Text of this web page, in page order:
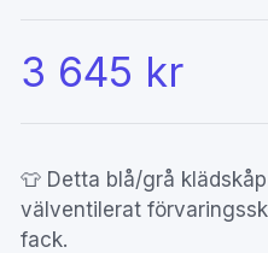
3 645 kr
👕 Detta blå/grå
välventilerat
fack.